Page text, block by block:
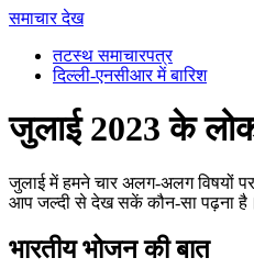
समाचार देख
तटस्थ समाचारपत्र
दिल्ली-एनसीआर में बारिश
जुलाई 2023 के
जुलाई में हमने चार अलग‑अलग विषयों
आप जल्दी से देख सकें कौन‑सा पढ़ना है।
भारतीय भोजन की बात